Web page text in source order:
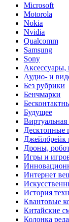
Microsoft
Motorola
Nokia
Nvidia
Qualcomm
Samsung
Sony
Аксессуары,
Аудио- и
Без рубрики
Бенчмарки
Будущее
Виртуальная
Десктопные
Джейлбрейк
Дроны,
Игры и
Интернет
История
Квантовые
Китайские
Колонка